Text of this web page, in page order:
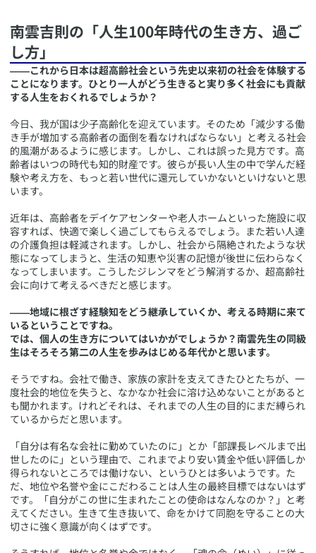
​南雲吉則の「人生100年時代の生き方、過ご
し方」
――これから日本は超高齢社会という先史以来初の社会を体験する
ことになります。ひとり一人がどう生きると実り多く社会にも貢献
する人生をおくれるでしょうか？
今日、我が国は少子高齢化を迎えています。そのため「減少する働
き手が増加する高齢者の面倒を看なければならない」と考える社会
的風潮があるように感じます。しかし、これは誤った見方です。高
齢者はいつの時代も知的財産です。彼らが長い人生の中で学んだ経
験や考え方を、もっと若い世代に還元していかないといけないと思
います。
近年は、高齢者をデイケアセンターや老人ホームといった施設に収
容すれば、快適で楽しく過ごしてもらえるでしょう。また若い人達
の介護負担は軽減されます。しかし、社会から隔絶されたような状
態になってしまうと、生活の知恵や災害の記憶が後世に伝わらなく
なってしまいます。こうしたジレンマをどう解消するか、超高齢社
会に向けて考えるべきだと感じます。
――地域に根ざす経験知をどう継承していくか、考える時期に来て
いるということですね。
では、個人の生き方についてはいかがでしょうか？南雲先生の同級
生はそろそろ第二の人生を歩みはじめる年代かと思います。
そうですね。会社で働き、家族の家計を支えてきたひとたちが、一
度社会的地位を失うと、なかなか社会に溶け込めないことがあると
も聞かれます。けれどそれは、それまでの人生の目的にまだ縛られ
ているからだと思います。
「自分は有名な会社に勤めていたのに」とか「部課長レベルまで出
世したのに」という理由で、これまでより安い賃金や低い評価しか
得られないところでは働けない、というひとは多いようです。た
だ、地位や名誉や金にこだわることは人生の最終目標ではないはず
です。「自分がこの世に生まれたことの使命はなんなのか？」と考
えてください。生きて生き抜いて、命をかけて同胞を守ることの大
切さに強く意識が向くはずです。